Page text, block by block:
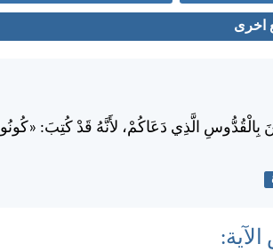
اخرى
الَّذِي دَعَاكُمْ، لأَنَّهُ قَدْ كُتِبَ: «كُونُوا